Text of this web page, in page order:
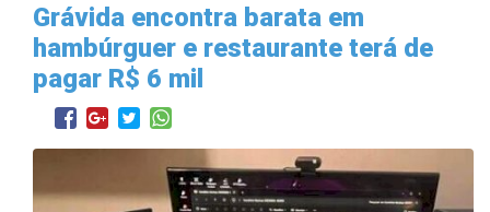
Grávida encontra barata em
hambúrguer e restaurante terá de
pagar R$ 6 mil